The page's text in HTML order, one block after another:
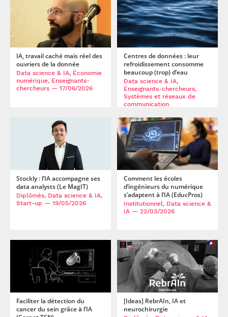
IA, travail caché mais réel des
ouvriers de la donnée
Data science & IA, Économie
numérique, Enseignants-
chercheurs — 17/06/2026
Centres de données : leur
refroidissement consomme
beaucoup (trop) d’eau
Data science & IA,
Enseignants-chercheurs,
Systèmes et réseaux de
communication
Stockly : l’IA accompagne ses
data analysts (Le MagIT)
Diplômés, Data science & IA,
Start-up — 19/05/2026
Comment les écoles
d’ingénieurs du numérique
s’adaptent à l’IA (EducPros)
Institutionnel, Data science &
IA— 22/03/2026
Faciliter la détection du
cancer du sein grâce à l’IA
[Ideas] RebrAIn, IA et
neurochirurgie